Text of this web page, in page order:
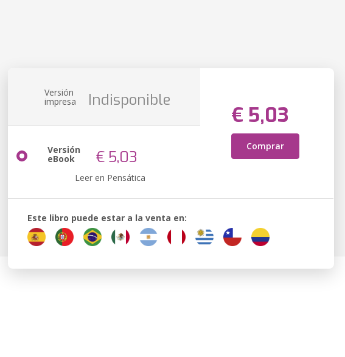
Versión
impresa Indisponible
€ 5,03
Comprar
Versión
eBook € 5,03
Leer en Pensática
Este libro puede estar a la venta en: